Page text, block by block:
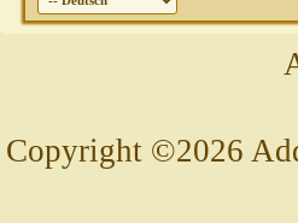
Copyright ©2026